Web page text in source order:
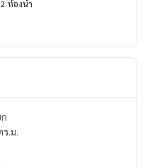
2 ห้องน้ำ
.ม.